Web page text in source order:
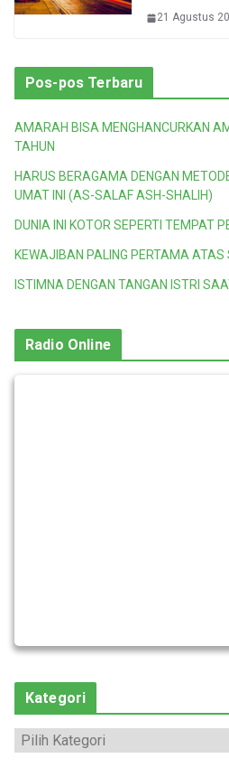
21 Agustus
Pos-pos Terbaru
AMARAH BISA MENGHANCURKAN
TAHUN
HARUS BERAGAMA DENGAN
UMAT INI (AS-SALAF ASH-SHALIH)
DUNIA INI KOTOR SEPERTI TEMPAT
KEWAJIBAN PALING PERTAMA
ISTIMNA DENGAN TANGAN ISTRI
Radio Online
Kategori